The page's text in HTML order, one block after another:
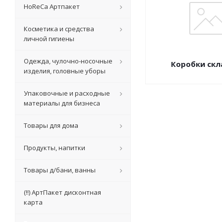
Коробки
HoReCa Артпакет
Косметика и средства
личной гигиены
Одежда, чулочно-носочные
изделия, головные уборы
Упаковочные и расходные
материалы для бизнеса
Товары для дома
Продукты, напитки
Товары д/бани, ванны
(!!) АртПакет дисконтная
карта